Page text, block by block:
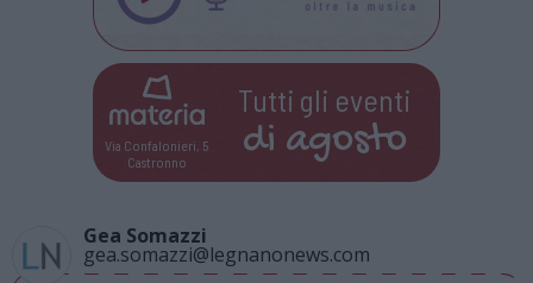
Via Confalonieri, 5
Castronno
Tutti gli eventi
di agosto
Gea Somazzi
gea.somazzi@legnanonews.com